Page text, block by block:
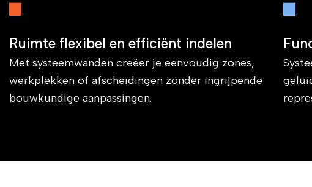
Ruimte flexibel en efficiënt indelen
Met systeemwanden creëer je eenvoudig zones,
werkplekken of afscheidingen zonder ingrijpende
bouwkundige aanpassingen.